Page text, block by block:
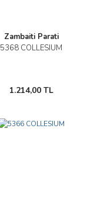
Zambaiti Parati
5368 COLLESIUM
1.214,00 TL